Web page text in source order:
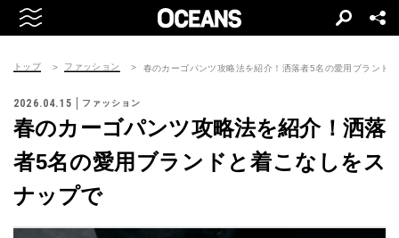
トップ ファッション 春のカーゴパンツ攻略法を紹介！洒落者5名の愛用ブランド
2026.04.15 ファッション
春のカーゴパンツ攻略法を紹介！洒落
者5名の愛用ブランドと着こなしをス
ナップで